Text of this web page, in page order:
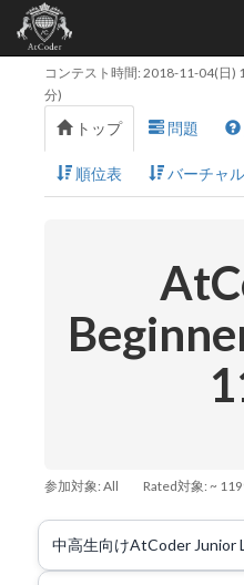
コンテスト時間: 2018-11-04(日)
分)
トップ 問題
順位表 バーチャ
参加対象: All Rated対象: ~
中高生向けAtCoder Junior